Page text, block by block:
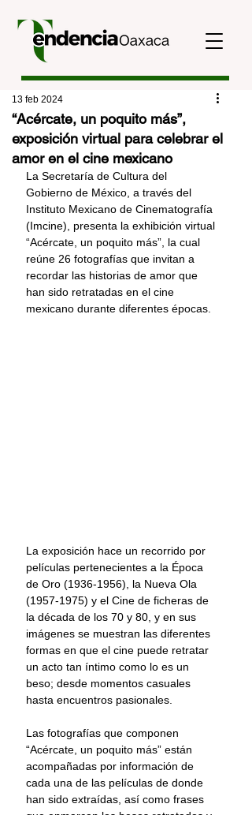
“Acércate, un poquito más”,
exposición virtual para celebrar el
amor en el cine mexicano
13 feb 2024
La Secretaría de Cultura del
Gobierno de México, a través del
Instituto Mexicano de Cinematografía
(Imcine), presenta la exhibición virtual
“Acércate, un poquito más”, la cual
reúne 26 fotografías que invitan a
recordar las historias de amor que
han sido retratadas en el cine
mexicano durante diferentes épocas.
La exposición hace un recorrido por
películas pertenecientes a la Época
de Oro (1936-1956), la Nueva Ola
(1957-1975) y el Cine de ficheras de
la década de los 70 y 80, y en sus
imágenes se muestran las diferentes
formas en que el cine puede retratar
un acto tan íntimo como lo es un
beso; desde momentos casuales
hasta encuentros pasionales.
Las fotografías que componen
“Acércate, un poquito más” están
acompañadas por información de
cada una de las películas de donde
han sido extraídas, así como frases